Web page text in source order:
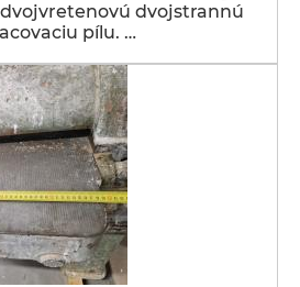
dvojstrannú
pílu. …